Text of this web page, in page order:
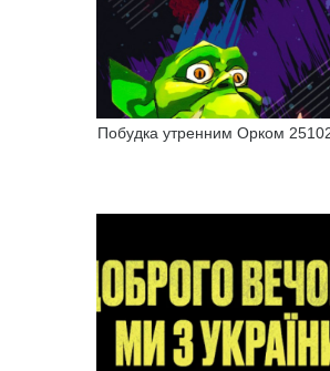
Побудка утренним Орком